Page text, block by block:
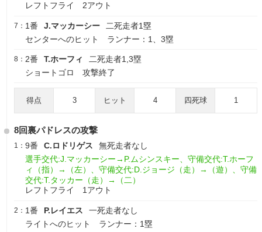
レフトフライ 2アウト
7： 1番 J.マッカーシー
二死走者1塁
センターへのヒット ランナー：1、3塁
8： 2番 T.ホーフィ
二死走者1,3塁
ショートゴロ 攻撃終了
得点 3 ヒット 4 四死球 1
8回裏パドレスの攻撃
1： 9番 C.ロドリゲス
無死走者なし
選手交代:J.マッカーシー→P.ムシンスキー、守備交代:T.ホーフ
ィ（指）→（左）、守備交代:D.ジョージ（走）→（遊）、守備
交代:T.タッカー（走）→（二）
レフトフライ 1アウト
2： 1番 P.レイエス
一死走者なし
ライトへのヒット ランナー：1塁